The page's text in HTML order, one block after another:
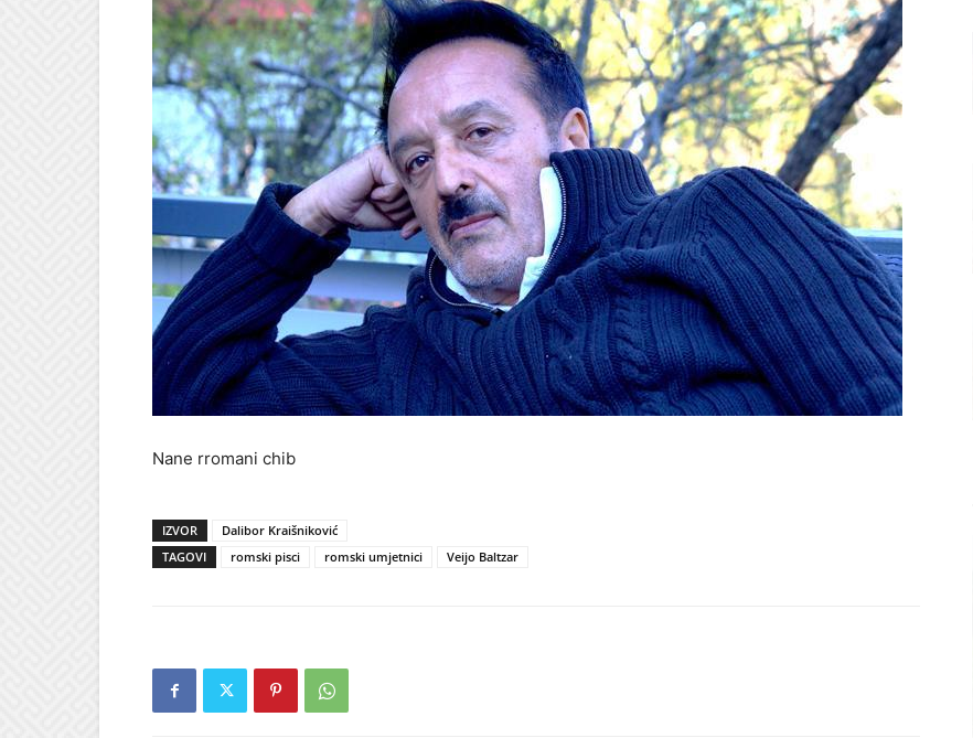
Nane rromani chib
IZVOR
Dalibor Kraišniković
TAGOVI
romski pisci romski umjetnici Veijo Baltzar